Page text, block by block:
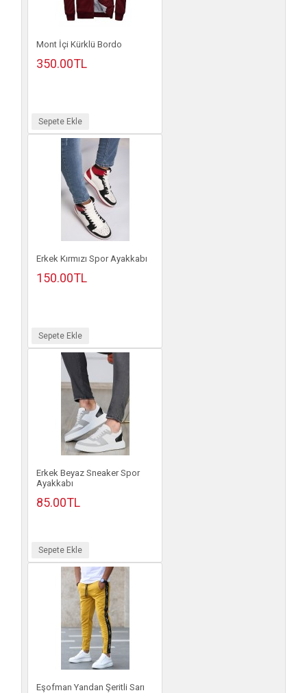
Mont İçi Kürklü Bordo
350.00TL
Sepete Ekle
Erkek Kırmızı Spor Ayakkabı
150.00TL
Sepete Ekle
Erkek Beyaz Sneaker Spor
Ayakkabı
85.00TL
Sepete Ekle
Eşofman Yandan Şeritli Sarı